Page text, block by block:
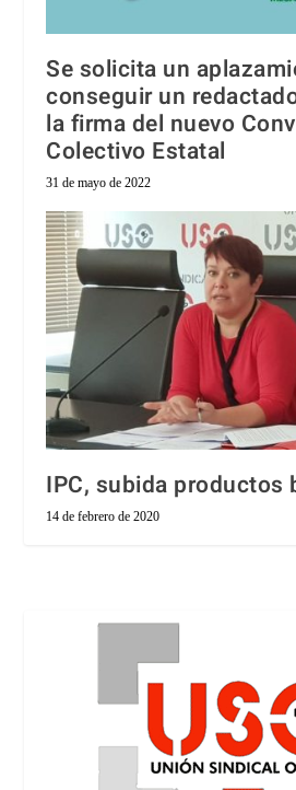
Se solicita un
conseguir un
la firma del nuevo
Colectivo Estatal
31 de mayo de 2022
IPC, subida productos
14 de febrero de 2020